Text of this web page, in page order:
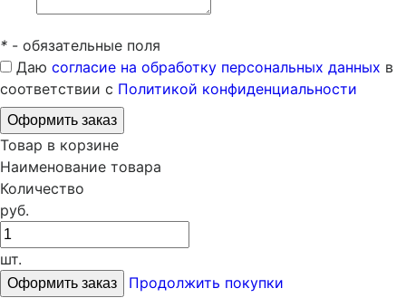
* - обязательные поля
Даю согласие на обработку персональных данных в
соответствии с Политикой конфиденциальности
Товар в корзине
Наименование товара
Количество
руб.
шт.
Продолжить покупки